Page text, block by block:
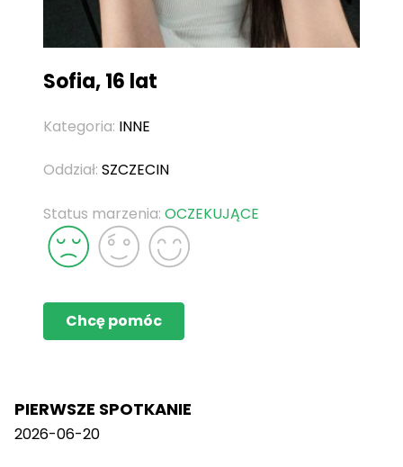
Sofia, 16 lat
Kategoria: INNE
Oddział: SZCZECIN
Status marzenia: OCZEKUJĄCE
Chcę pomóc
PIERWSZE SPOTKANIE
2026-06-20